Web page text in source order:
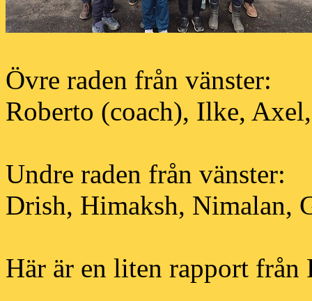
Övre raden från vänster:
Roberto (coach), Ilke,
Undre raden från vänster:
Drish, Himaksh, Nimalan,
Här är en liten rapport från